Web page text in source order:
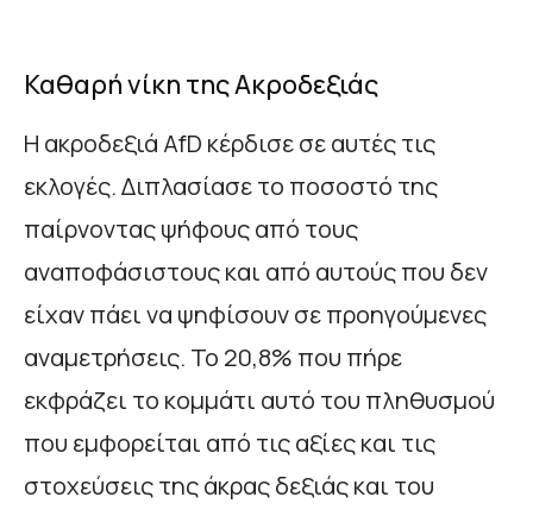
Καθαρή νίκη της Ακροδεξιάς
Η ακροδεξιά AfD κέρδισε σε αυτές τις
εκλογές. Διπλασίασε το ποσοστό της
παίρνοντας ψήφους από τους
αναποφάσιστους και από αυτούς που δεν
είχαν πάει να ψηφίσουν σε προηγούμενες
αναμετρήσεις. Το 20,8% που πήρε
εκφράζει το κομμάτι αυτό του πληθυσμού
που εμφορείται από τις αξίες και τις
στοχεύσεις της άκρας δεξιάς και του